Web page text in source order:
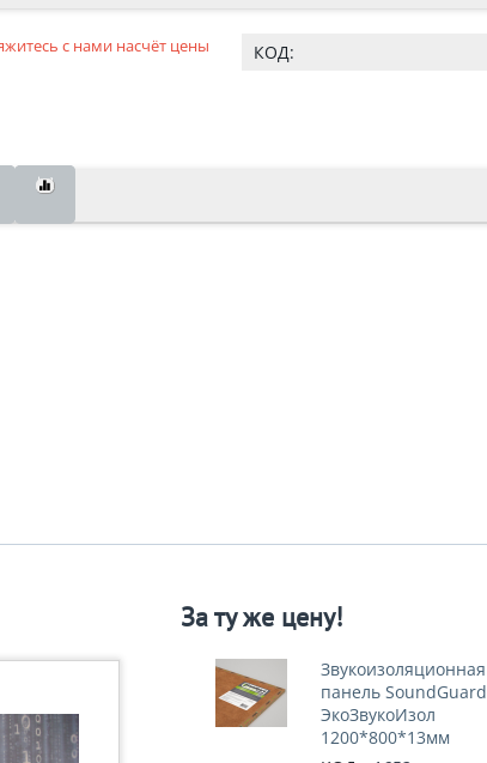
с нами насчёт цены КОД:
За ту же цену!
Звукоизоляционная
панель SoundGuard
ЭкоЗвукоИзол
1200*800*13мм